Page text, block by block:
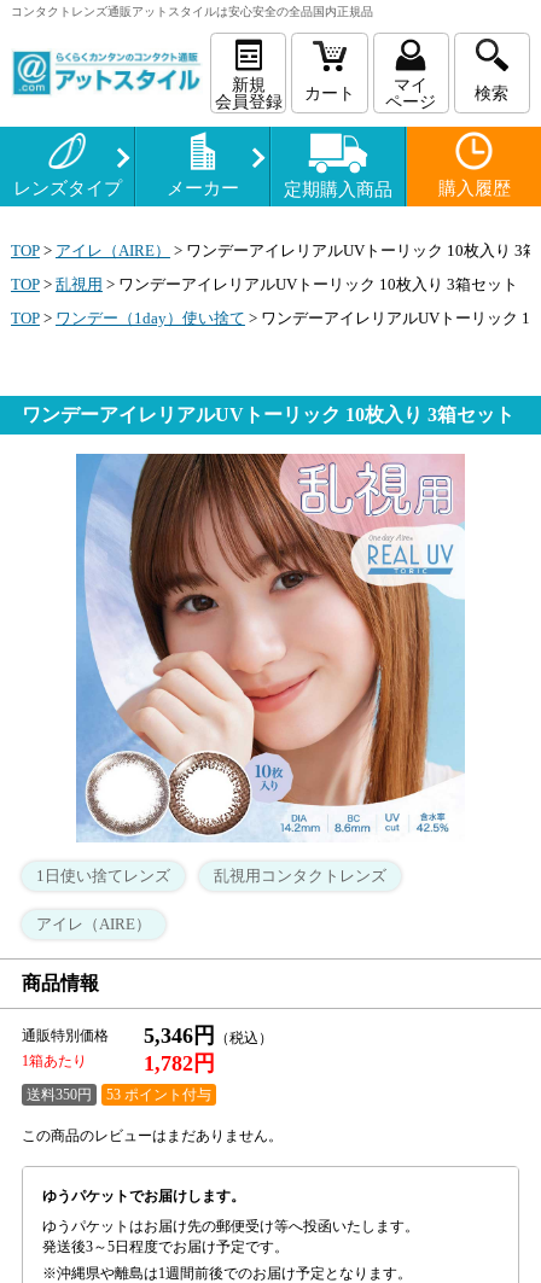
コンタクトレンズ通販アットスタイルは安心安全の全品国内正規品
新規
会員登録
カート
マイ
ページ
検索
レンズタイプ メーカー 定期購入商品 購入履歴
TOP> アイレ（AIRE） > ワンデーアイレリアルUVトーリック 10枚入り 3
TOP> 乱視用 > ワンデーアイレリアルUVトーリック 10枚入り 3箱セット
TOP> ワンデー（1day）使い捨て > ワンデーアイレリアルUVトーリック
ワンデーアイレリアルUVトーリック 10枚入り 3箱セット
1日使い捨てレンズ 乱視用コンタクトレンズ
アイレ（AIRE）
商品情報
通販特別価格 5,346円
1箱あたり 1,782円
送料350円 53 ポイント付与
この商品のレビューはまだありません。
ゆうパケットでお届けします。
ゆうパケットはお届け先の郵便受け等へ投函いたします。
発送後3～5日程度でお届け予定です。
沖縄県や離島は1週間前後でのお届け予定となります。